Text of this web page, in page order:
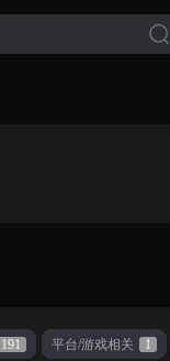
191 平台/游戏相关 1